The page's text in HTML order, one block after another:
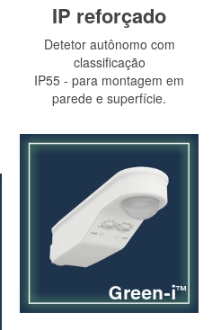
IP reforçado
Detetor autônomo com
classificação
IP55 - para montagem em
parede e superfície.